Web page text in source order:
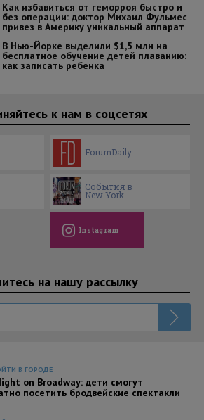
Как избавиться от геморроя быстро и
без операции: доктор Михаил Фульмес
привез в Америку уникальный аппарат
В Нью-Йорке выделили $1,5 млн на
бесплатное обучение детей плаванию:
как записать ребенка
к нам в соцсетях
ForumDaily
События в
New York
Instagram
на нашу рассылку
В ГОРОДЕ
on Broadway: дети смогут
посетить бродвейские спектакли